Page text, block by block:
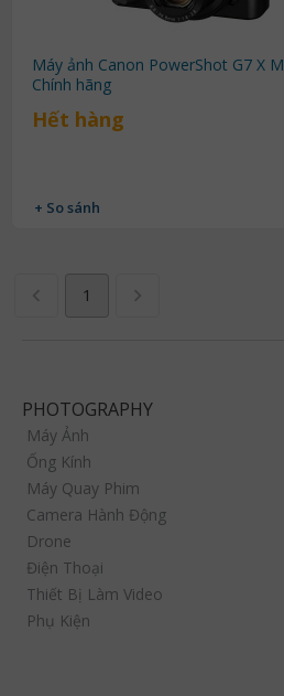
Máy ảnh Canon PowerShot G7 X
Chính hãng
Hết hàng
+ So sánh
1
PHOTOGRAPHY
Máy Ảnh
Ống Kính
Máy Quay Phim
Camera Hành Động
Drone
Điện Thoại
Thiết Bị Làm Video
Phụ Kiện